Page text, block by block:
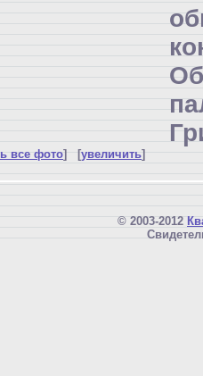
все фото] [увеличить]
© 2003-2012